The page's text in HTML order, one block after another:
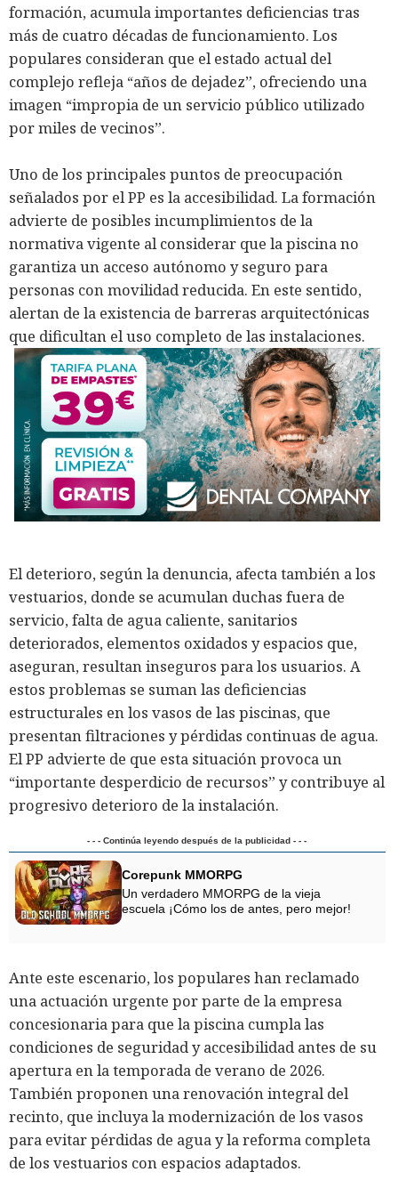
formación, acumula importantes deficiencias tras
más de cuatro décadas de funcionamiento. Los
populares consideran que el estado actual del
complejo refleja “años de dejadez”, ofreciendo una
imagen “impropia de un servicio público utilizado
por miles de vecinos”.
Uno de los principales puntos de preocupación
señalados por el PP es la accesibilidad. La formación
advierte de posibles incumplimientos de la
normativa vigente al considerar que la piscina no
garantiza un acceso autónomo y seguro para
personas con movilidad reducida. En este sentido,
alertan de la existencia de barreras arquitectónicas
que dificultan el uso completo de las instalaciones.
El deterioro, según la denuncia, afecta también a los
vestuarios, donde se acumulan duchas fuera de
servicio, falta de agua caliente, sanitarios
deteriorados, elementos oxidados y espacios que,
aseguran, resultan inseguros para los usuarios. A
estos problemas se suman las deficiencias
estructurales en los vasos de las piscinas, que
presentan filtraciones y pérdidas continuas de agua.
El PP advierte de que esta situación provoca un
“importante desperdicio de recursos” y contribuye al
progresivo deterioro de la instalación.
- - - Continúa leyendo después de la publicidad - - -
Corepunk MMORPG
Un verdadero MMORPG de la vieja
escuela ¡Cómo los de antes, pero mejor!
Ante este escenario, los populares han reclamado
una actuación urgente por parte de la empresa
concesionaria para que la piscina cumpla las
condiciones de seguridad y accesibilidad antes de su
apertura en la temporada de verano de 2026.
También proponen una renovación integral del
recinto, que incluya la modernización de los vasos
para evitar pérdidas de agua y la reforma completa
de los vestuarios con espacios adaptados.